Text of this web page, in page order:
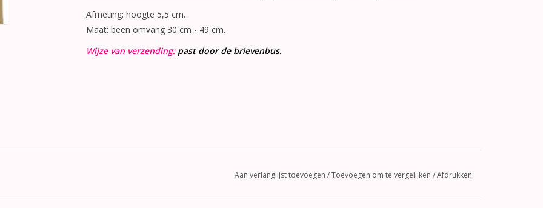
Afmeting: hoogte 5,5 cm.
Maat: been omvang 30 cm - 49 cm.
Wijze van verzending: past door de brievenbus.
Aan verlanglijst toevoegen /Toevoegen om te vergelijken /Afdrukken